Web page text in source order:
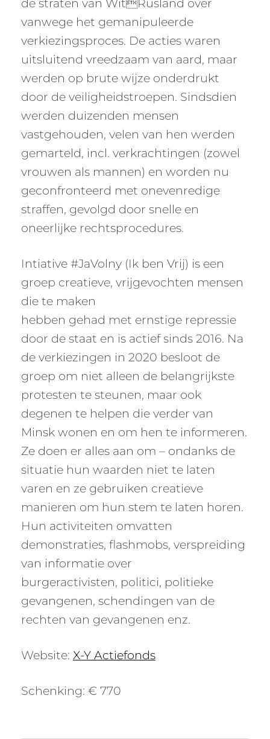
de straten van WitRusland over
vanwege het gemanipuleerde
verkiezingsproces. De acties waren
uitsluitend vreedzaam van aard, maar
werden op brute wijze onderdrukt
door de veiligheidstroepen. Sindsdien
werden duizenden mensen
vastgehouden, velen van hen werden
gemarteld, incl. verkrachtingen (zowel
vrouwen als mannen) en worden nu
geconfronteerd met onevenredige
straffen, gevolgd door snelle en
oneerlijke rechtsprocedures.
Intiative #JaVolny (Ik ben Vrij) is een
groep creatieve, vrijgevochten mensen
die te maken
hebben gehad met ernstige repressie
door de staat en is actief sinds 2016. Na
de verkiezingen in 2020 besloot de
groep om niet alleen de belangrijkste
protesten te steunen, maar ook
degenen te helpen die verder van
Minsk wonen en om hen te informeren.
Ze doen er alles aan om – ondanks de
situatie hun waarden niet te laten
varen en ze gebruiken creatieve
manieren om hun stem te laten horen.
Hun activiteiten omvatten
demonstraties, flashmobs, verspreiding
van informatie over
burgeractivisten, politici, politieke
gevangenen, schendingen van de
rechten van gevangenen enz.
Website: X-Y Actiefonds
Schenking: € 770